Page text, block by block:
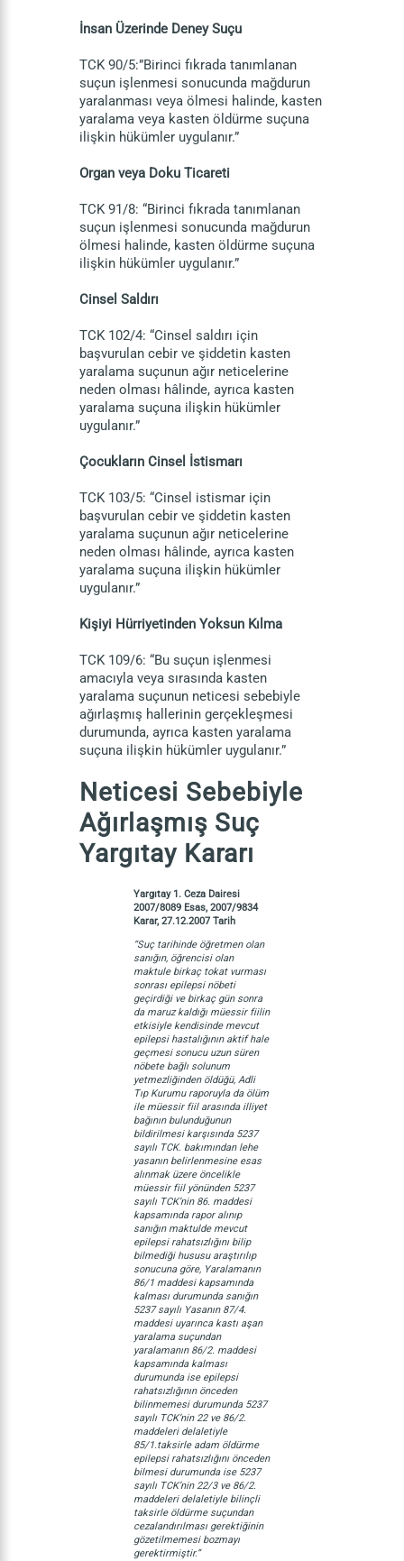
İnsan Üzerinde Deney Suçu
TCK 90/5:”Birinci fıkrada tanımlanan
suçun işlenmesi sonucunda mağdurun
yaralanması veya ölmesi halinde, kasten
yaralama veya kasten öldürme suçuna
ilişkin hükümler uygulanır.”
Organ veya Doku Ticareti
TCK 91/8: “Birinci fıkrada tanımlanan
suçun işlenmesi sonucunda mağdurun
ölmesi halinde, kasten öldürme suçuna
ilişkin hükümler uygulanır.”
Cinsel Saldırı
TCK 102/4: “Cinsel saldırı için
başvurulan cebir ve şiddetin kasten
yaralama suçunun ağır neticelerine
neden olması hâlinde, ayrıca kasten
yaralama suçuna ilişkin hükümler
uygulanır.”
Çocukların Cinsel İstismarı
TCK 103/5: “Cinsel istismar için
başvurulan cebir ve şiddetin kasten
yaralama suçunun ağır neticelerine
neden olması hâlinde, ayrıca kasten
yaralama suçuna ilişkin hükümler
uygulanır.”
Kişiyi Hürriyetinden Yoksun Kılma
TCK 109/6: “Bu suçun işlenmesi
amacıyla veya sırasında kasten
yaralama suçunun neticesi sebebiyle
ağırlaşmış hallerinin gerçekleşmesi
durumunda, ayrıca kasten yaralama
suçuna ilişkin hükümler uygulanır.”
Neticesi Sebebiyle
Ağırlaşmış Suç
Yargıtay Kararı
Yargıtay 1. Ceza Dairesi
2007/8089 Esas, 2007/9834
Karar, 27.12.2007 Tarih
“Suç tarihinde öğretmen olan
sanığın, öğrencisi olan
maktule birkaç tokat vurması
sonrası epilepsi nöbeti
geçirdiği ve birkaç gün sonra
da maruz kaldığı müessir fiilin
etkisiyle kendisinde mevcut
epilepsi hastalığının aktif hale
geçmesi sonucu uzun süren
nöbete bağlı solunum
yetmezliğinden öldüğü, Adli
Tıp Kurumu raporuyla da ölüm
ile müessir fiil arasında illiyet
bağının bulunduğunun
bildirilmesi karşısında 5237
sayılı TCK. bakımından lehe
yasanın belirlenmesine esas
alınmak üzere öncelikle
müessir fiil yönünden 5237
sayılı TCK’nin 86. maddesi
kapsamında rapor alınıp
sanığın maktulde mevcut
epilepsi rahatsızlığını bilip
bilmediği hususu araştırılıp
sonucuna göre, Yaralamanın
86/1 maddesi kapsamında
kalması durumunda sanığın
5237 sayılı Yasanın 87/4.
maddesi uyarınca kastı aşan
yaralama suçundan
yaralamanın 86/2. maddesi
kapsamında kalması
durumunda ise epilepsi
rahatsızlığının önceden
bilinmemesi durumunda 5237
sayılı TCK’nin 22 ve 86/2.
maddeleri delaletiyle
85/1.taksirle adam öldürme
epilepsi rahatsızlığını önceden
bilmesi durumunda ise 5237
sayılı TCK’nin 22/3 ve 86/2.
maddeleri delaletiyle bilinçli
taksirle öldürme suçundan
cezalandırılması gerektiğinin
gözetilmemesi bozmayı
gerektirmiştir.”